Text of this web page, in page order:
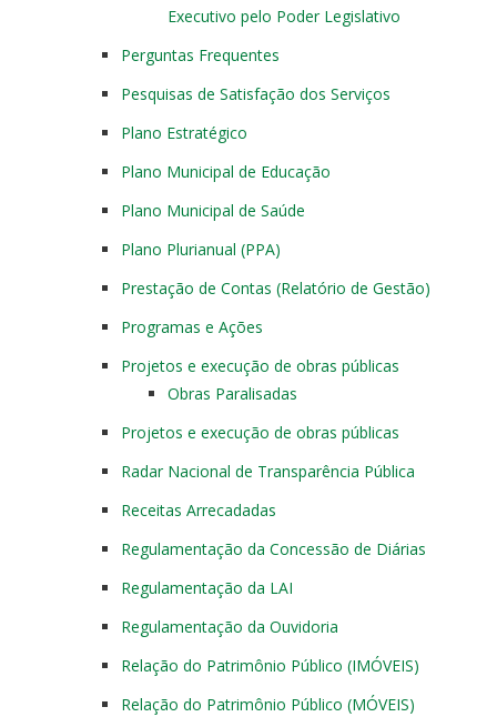
Executivo pelo Poder Legislativo
Perguntas Frequentes
Pesquisas de Satisfação dos Serviços
Plano Estratégico
Plano Municipal de Educação
Plano Municipal de Saúde
Plano Plurianual (PPA)
Prestação de Contas (Relatório de Gestão)
Programas e Ações
Projetos e execução de obras públicas
Obras Paralisadas
Projetos e execução de obras públicas
Radar Nacional de Transparência Pública
Receitas Arrecadadas
Regulamentação da Concessão de Diárias
Regulamentação da LAI
Regulamentação da Ouvidoria
Relação do Patrimônio Público (IMÓVEIS)
Relação do Patrimônio Público (MÓVEIS)